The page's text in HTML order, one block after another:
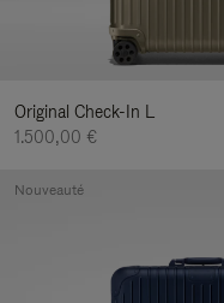
Original Check-In L
1.500,00 €
Nouveauté